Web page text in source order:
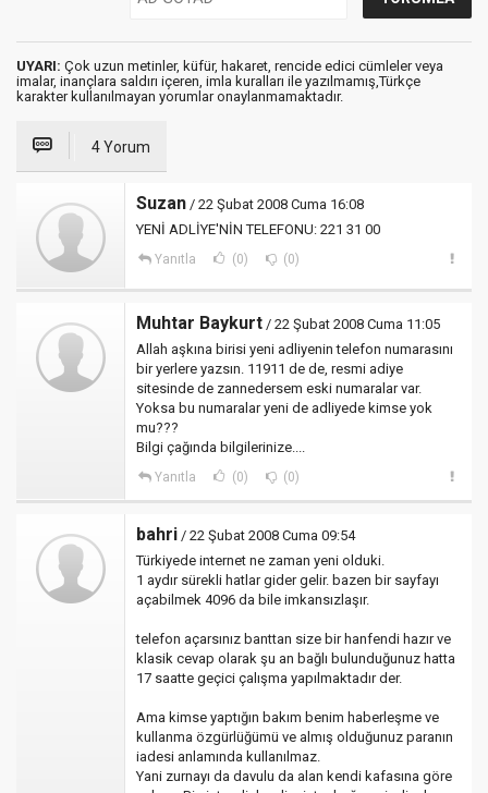
UYARI: Çok uzun metinler, küfür, hakaret, rencide edici cümleler veya
imalar, inançlara saldırı içeren, imla kuralları ile yazılmamış,Türkçe
karakter kullanılmayan yorumlar onaylanmamaktadır.
4 Yorum
Suzan / 22 Şubat 2008 Cuma 16:08
YENİ ADLİYE'NİN TELEFONU: 221 31 00
Yanıtla (0) (0)
Muhtar Baykurt / 22 Şubat 2008 Cuma 11:05
Allah aşkına birisi yeni adliyenin telefon numarasını
bir yerlere yazsın. 11911 de de, resmi adiye
sitesinde de zannedersem eski numaralar var.
Yoksa bu numaralar yeni de adliyede kimse yok
mu???
Bilgi çağında bilgilerinize....
Yanıtla (0) (0)
bahri / 22 Şubat 2008 Cuma 09:54
Türkiyede internet ne zaman yeni olduki.
1 aydır sürekli hatlar gider gelir. bazen bir sayfayı
açabilmek 4096 da bile imkansızlaşır.
telefon açarsınız banttan size bir hanfendi hazır ve
klasik cevap olarak şu an bağlı bulunduğunuz hatta
17 saatte geçici çalışma yapılmaktadır der.
Ama kimse yaptığın bakım benim haberleşme ve
kullanma özgürlüğümü ve almış olduğunuz paranın
iadesi anlamında kullanılmaz.
Yani zurnayı da davulu da alan kendi kafasına göre